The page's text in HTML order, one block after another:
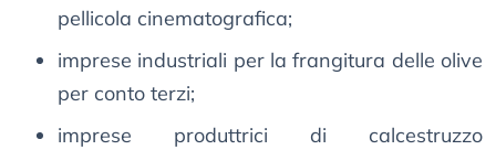
pellicola cinematografica;
imprese industriali per la frangitura delle olive
per conto terzi;
imprese produttrici di calcestruzzo